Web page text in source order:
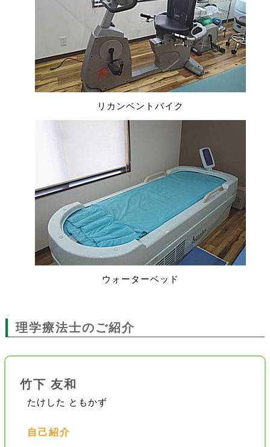
リカンベントバイク
ウォーターベッド
理学療法士のご紹介
竹下 友和
たけした ともかず
自己紹介